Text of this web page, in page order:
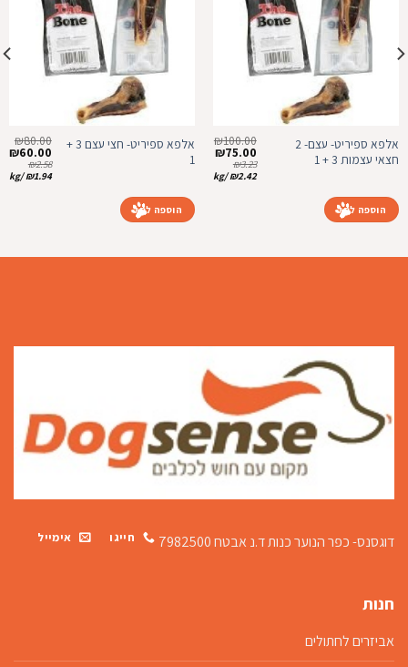
אלפא ספיריט- עצם- 2
חצאי עצמות 3 + 1
₪100.00
המחיר
המקורי
היה:
₪100.00.
₪75.00 המחיר
הנוכחי
הוא:
₪3.23
₪2.42
/
kg
הוספה לסל
אלפא ספיריט- חצי עצם 3 +
1
₪80.00
המחיר
המקורי
היה:
₪80.00.
₪60.00
₪2.58
₪1.94
/
kg
הוספה לסל
דוגסנס- כפר הנוער כנותד.נ אבטח 7982500 חייגו אימייל
חנות
אביזרים לחתולים